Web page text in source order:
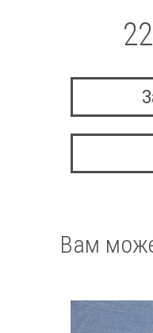
Вам